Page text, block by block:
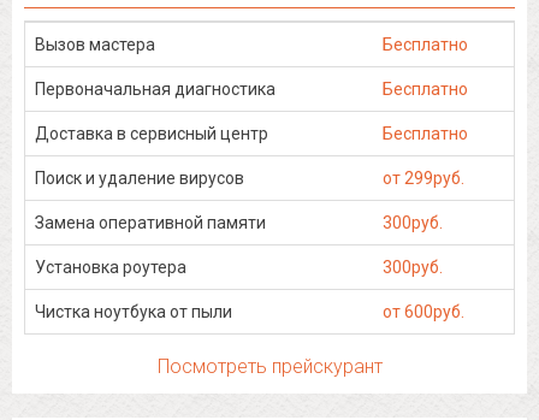
Вызов мастера Бесплатно
Первоначальная диагностика Бесплатно
Доставка в сервисный центр Бесплатно
Поиск и удаление вирусов от 299руб.
Замена оперативной памяти 300руб.
Установка роутера 300руб.
Чистка ноутбука от пыли от 600руб.
Посмотреть прейскурант